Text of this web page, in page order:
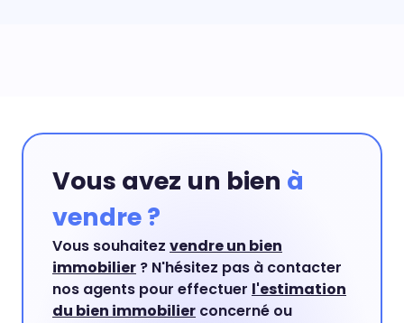
Vous avez un bien à
vendre ?
Vous souhaitez vendre un bien
immobilier ? N'hésitez pas à contacter
nos agents pour effectuer l'estimation
du bien immobilier concerné ou